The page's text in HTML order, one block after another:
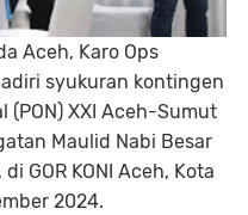
Aceh, Karo Ops
syukuran kontingen
(PON) XXI Aceh-Sumut
Maulid Nabi Besar
GOR KONI Aceh, Kota
2024.